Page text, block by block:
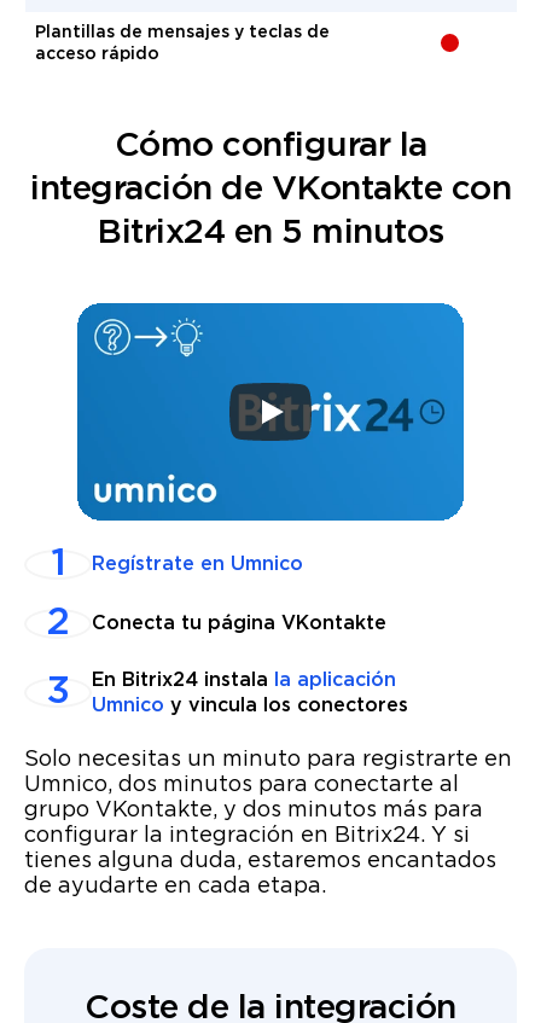
Plantillas de mensajes y teclas de
acceso rápido
-
Cómo configurar la
integración de VKontakte con
Bitrix24 en 5 minutos
Regístrate en Umnico
Conecta tu página VKontakte
En Bitrix24 instala
la aplicación
Umnico y vincula los conectores
Solo necesitas un minuto para registrarte en
Umnico, dos minutos para conectarte al
grupo VKontakte, y dos minutos más para
configurar la integración en Bitrix24. Y si
tienes alguna duda, estaremos encantados
de ayudarte en cada etapa.
Coste de la integración